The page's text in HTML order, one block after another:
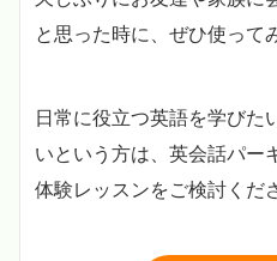
と思った時に、ぜひ使って
日常に役立つ英語を学びた
いという方は、英会話パー
体験レッスンをご検討くだ